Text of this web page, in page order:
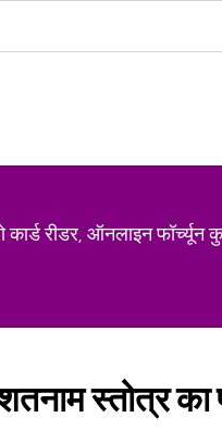
रीडर, ऑनलाइन फॉर्च्यून
स्तोत्र का